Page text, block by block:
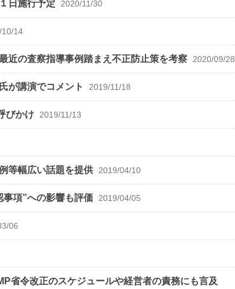
日施行予定 2020/11/30
10/14
の査察指導事例踏まえ不正防止策を考察 2020/09/28
が講演でコメント 2019/11/18
びかけ 2019/11/13
等幅広い話題を提供 2019/04/10
項”への影響も評価 2019/04/05
06
省令改正のスケジュールや経営者の責務にも言及